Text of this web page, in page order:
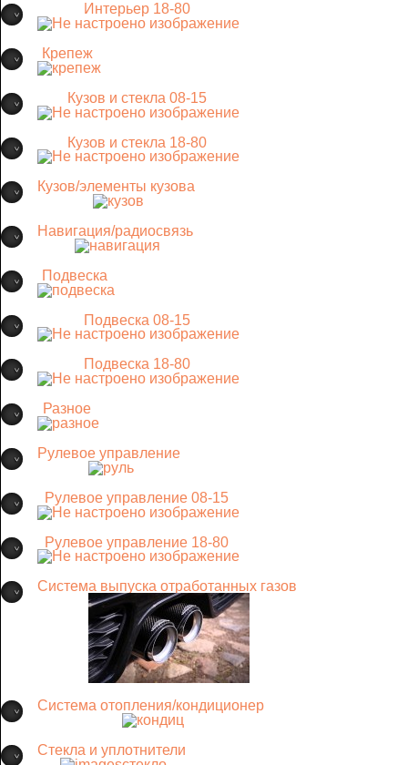
Интерьер 18-80
Крепеж
Кузов и стекла 08-15
Кузов и стекла 18-80
Кузов/элементы кузова
Навигация/радиосвязь
Подвеска
Подвеска 08-15
Подвеска 18-80
Разное
Рулевое управление
Рулевое управление 08-15
Рулевое управление 18-80
Система выпуска отработанных газов
Система отопления/кондиционер
Стекла и уплотнители